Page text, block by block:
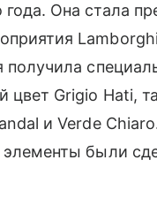
года. Она стала
получила
цвет Grigio Hati,
и Verde
были